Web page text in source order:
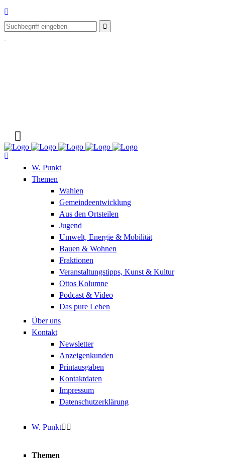
W. Punkt
Themen
Wahlen
Gemeindeentwicklung
Aus den Ortsteilen
Jugend
Umwelt, Energie & Mobilität
Bauen & Wohnen
Fraktionen
Veranstaltungstipps, Kunst & Kultur
Ottos Kolumne
Podcast & Video
Das pure Leben
Über uns
Kontakt
Newsletter
Anzeigenkunden
Printausgaben
Kontaktdaten
Impressum
Datenschutzerklärung
W. Punkt
Themen